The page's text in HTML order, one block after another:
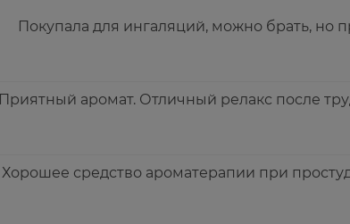
Покупала для ингаляций, можно брать, но
Приятный аромат. Отличный релакс после
Хорошее средство ароматерапии при